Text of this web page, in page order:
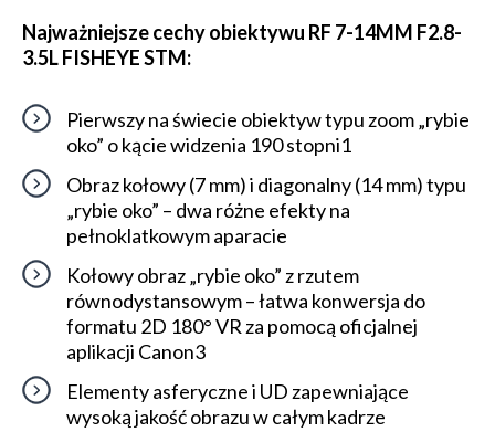
Najważniejsze cechy obiektywu RF 7-14MM F2.8-
3.5L FISHEYE STM:
Pierwszy na świecie obiektyw typu zoom „rybie
oko” o kącie widzenia 190 stopni1
Obraz kołowy (7 mm) i diagonalny (14 mm) typu
„rybie oko” – dwa różne efekty na
pełnoklatkowym aparacie
Kołowy obraz „rybie oko” z rzutem
równodystansowym – łatwa konwersja do
formatu 2D 180° VR za pomocą oficjalnej
aplikacji Canon3
Elementy asferyczne i UD zapewniające
wysoką jakość obrazu w całym kadrze